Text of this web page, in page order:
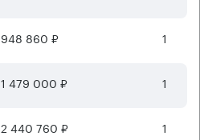
948 860 ₽ 1
1 479 000 ₽ 1
2 440 760 ₽ 1